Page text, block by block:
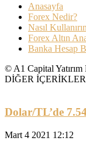
Anasayfa
Forex Nedir?
Nasıl
Forex Altın
Banka Hesap
© A1 Capital
DİĞER İÇERİKLER
Dolar/TL’de
Mart 4 2021 12:12